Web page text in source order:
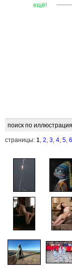
ещё! —
поиск по
страницы: 1, 2, 3, 4, 5, 6